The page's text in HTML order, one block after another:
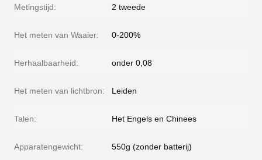
Metingstijd: 2 tweede
Het meten van Waaier: 0-200%
Herhaalbaarheid: onder 0,08
Het meten van lichtbron: Leiden
Talen: Het Engels en Chinees
Apparatengewicht: 550g (zonder batterij)